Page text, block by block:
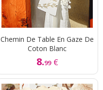
Chemin De Table En Gaze De
Coton Blanc
8.99 €